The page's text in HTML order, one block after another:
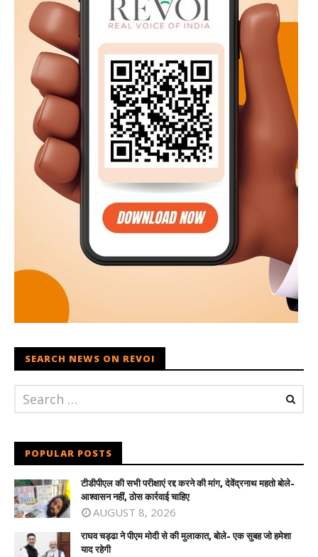
SEARCH NEWS ON REVOI
POPULAR POSTS
टीडीपीएल की सभी परीक्षाएं रद्द करने की मांग, देवेंद्रनाथ महतो बोले-
आश्वासन नहीं, ठोस कार्रवाई चाहिए
AUGUST 8, 2026
राघव चड्ढा ने पीएम मोदी से की मुलाकात, बोले- एक सुबह जो हमेशा
याद रहेगी